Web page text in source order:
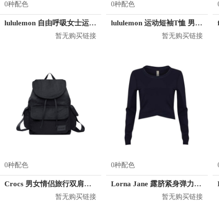
0种配色
lululemon 自由呼吸女士运动文胸
暂无购买链接
0种配色
lululemon 运动短袖T恤 男女同款 LM3AR7S
暂无购买链接
0种配色
Crocs 男女情侣旅行双肩背包 CB04A164073
暂无购买链接
0种配色
Lorna Jane 露脐紧身弹力长袖T恤 032028
暂无购买链接